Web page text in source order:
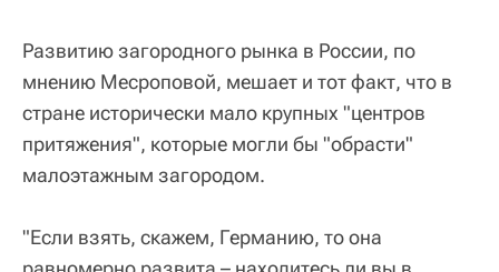
Развитию загородного рынка в России, по
мнению Месроповой, мешает и тот факт, что в
стране исторически мало крупных "центров
притяжения", которые могли бы "обрасти"
малоэтажным загородом.
"Если взять, скажем, Германию, то она